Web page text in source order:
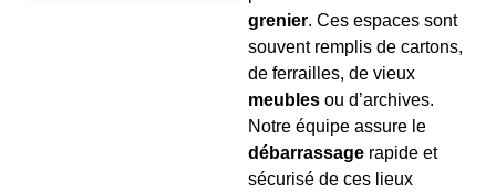
grenier. Ces espaces sont
souvent remplis de cartons,
de ferrailles, de vieux
meubles ou d’archives.
Notre équipe assure le
débarrassage rapide et
sécurisé de ces lieux